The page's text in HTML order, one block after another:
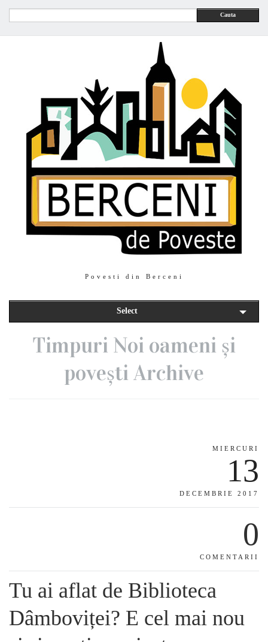
Cauta
Povesti din Berceni
Select
Timpuri Noi oameni și
povești Archive
MIERCURI
13
DECEMBRIE 2017
0
COMENTARII
Tu ai aflat de Biblioteca
Dâmboviței? E cel mai nou